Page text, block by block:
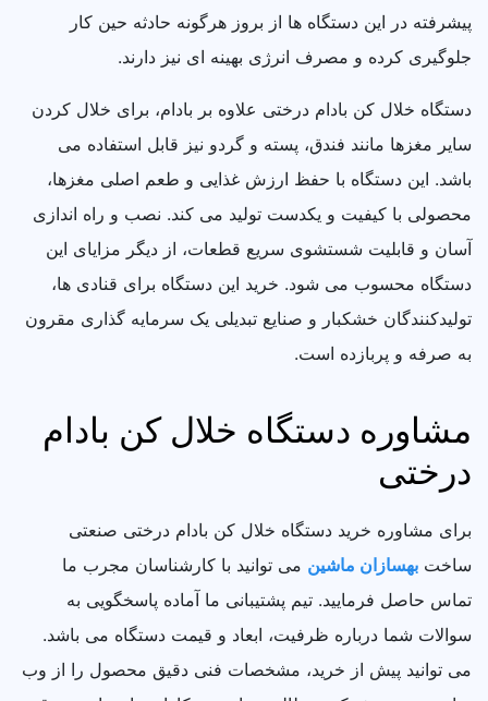
پیشرفته در این دستگاه ها از بروز هرگونه حادثه حین کار
جلوگیری کرده و مصرف انرژی بهینه ای نیز دارند.
دستگاه خلال کن بادام درختی علاوه بر بادام، برای خلال کردن
سایر مغزها مانند فندق، پسته و گردو نیز قابل استفاده می
باشد. این دستگاه با حفظ ارزش غذایی و طعم اصلی مغزها،
محصولی با کیفیت و یکدست تولید می کند. نصب و راه اندازی
آسان و قابلیت شستشوی سریع قطعات، از دیگر مزایای این
دستگاه محسوب می شود. خرید این دستگاه برای قنادی ها،
تولیدکنندگان خشکبار و صنایع تبدیلی یک سرمایه گذاری مقرون
به صرفه و پربازده است.
مشاوره دستگاه خلال کن بادام
درختی
برای مشاوره خرید دستگاه خلال کن بادام درختی صنعتی
ساخت بهسازان ماشین می توانید با کارشناسان مجرب ما
تماس حاصل فرمایید. تیم پشتیبانی ما آماده پاسخگویی به
سوالات شما درباره ظرفیت، ابعاد و قیمت دستگاه می باشد.
می توانید پیش از خرید، مشخصات فنی دقیق محصول را از وب